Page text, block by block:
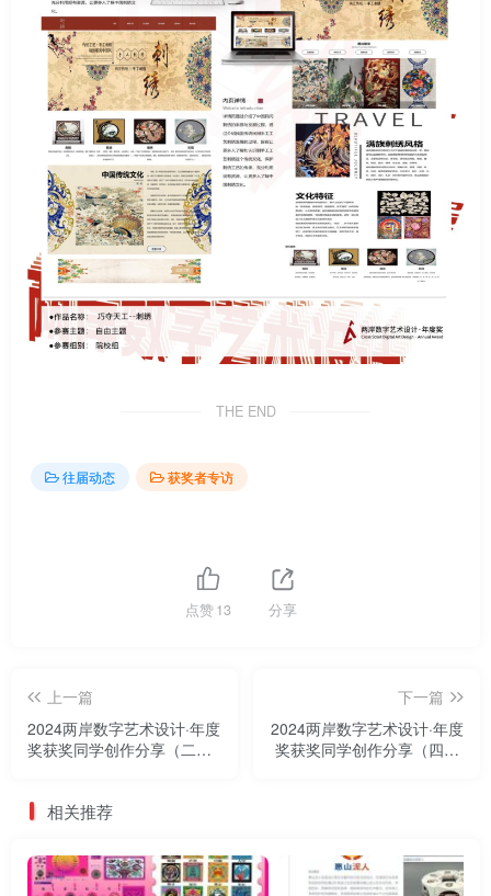
THE END
往届动态 获奖者专访
点赞13 分享
上一篇
2024两岸数字艺术设计·年度
奖获奖同学创作分享（二）|
下一篇
2024两岸数字艺术设计·年度
奖获奖同学创作分享（四）|
相关推荐